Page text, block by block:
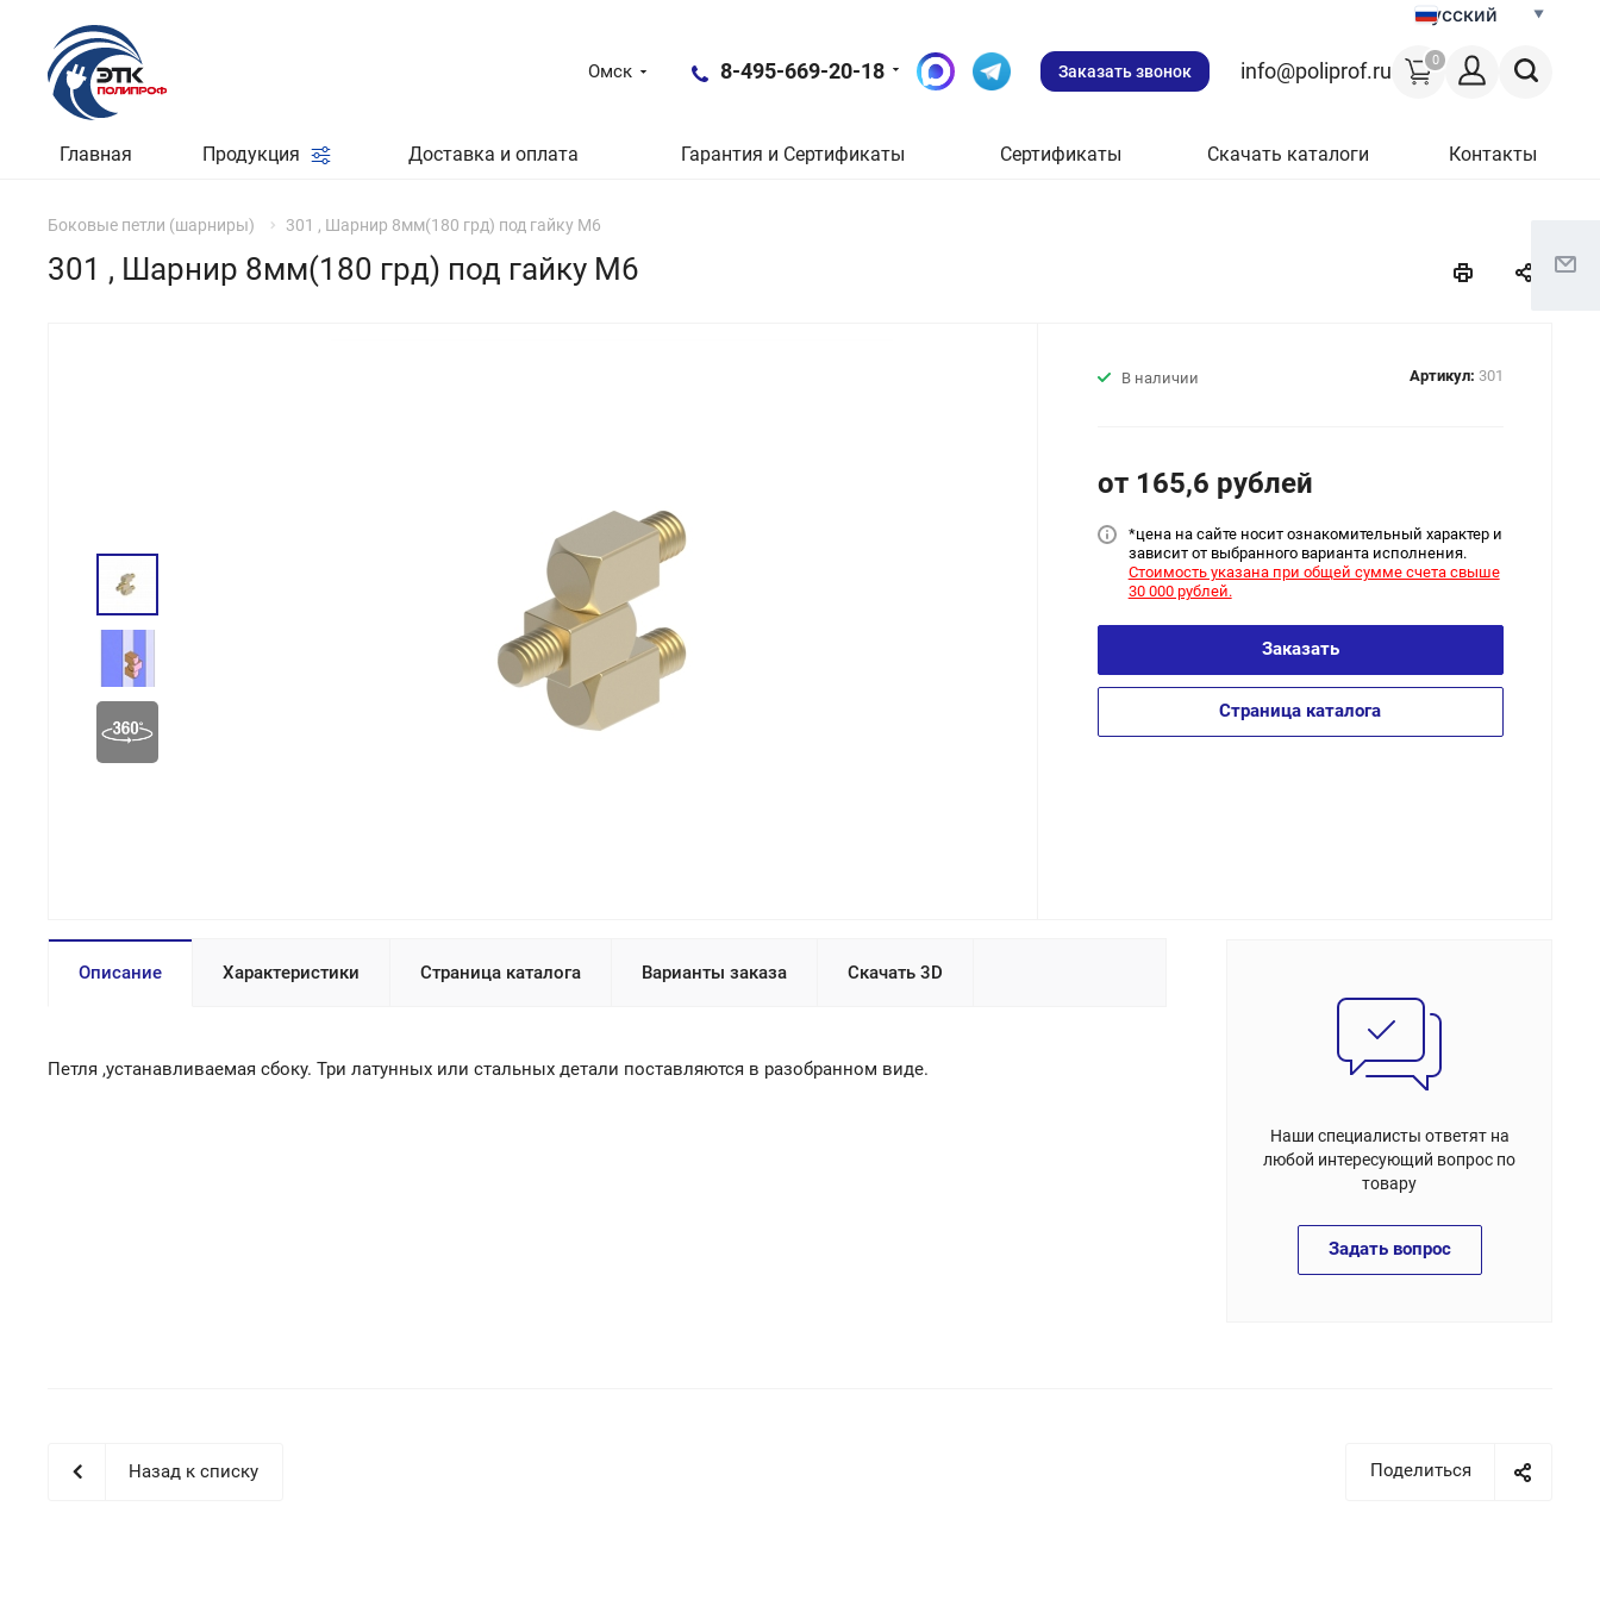
Русский
0
Омск 8-495-669-20-18 Заказать звонок info@poliprof.ru
Главная Продукция Доставка и оплата Гарантия и Сертификаты Сертификаты Скачать каталоги Контакты
Боковые петли (шарниры) 301 , Шарнир 8мм(180 грд) под гайку М6
301 , Шарнир 8мм(180 грд) под гайку М6
В наличии Артикул: 301
от 165,6 рублей
*цена на сайте носит ознакомительный характер и
зависит от выбранного варианта исполнения.
Стоимость указана при общей сумме счета свыше
30 000 рублей.
Заказать
Страница каталога
Описание Характеристики Страница каталога Варианты заказа Скачать 3D
Петля ,устанавливаемая сбоку. Три латунных или стальных детали поставляются в разобранном виде.
Наши специалисты ответят на
любой интересующий вопрос по
товару
Задать вопрос
Поделиться
Назад к списку